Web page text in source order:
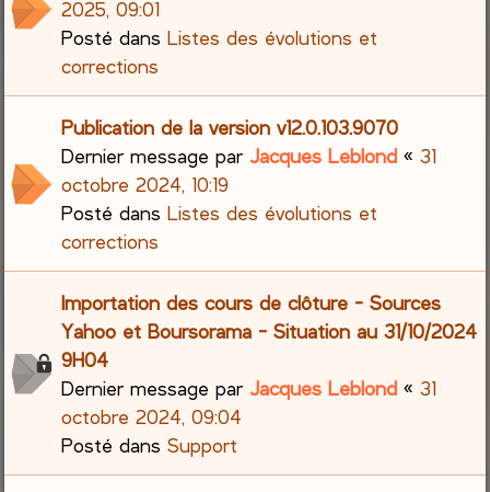
2025, 09:01
Posté dansListes des évolutions et
corrections
Publication de la version v12.0.103.9070
Dernier message parJacques Leblond «31
octobre 2024, 10:19
Posté dansListes des évolutions et
corrections
Importation des cours de clôture - Sources
Yahoo et Boursorama - Situation au 31/10/2024
9H04
Dernier message parJacques Leblond «31
octobre 2024, 09:04
Posté dansSupport